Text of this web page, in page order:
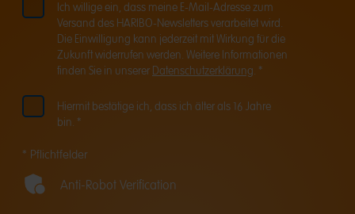
Ich willige ein, dass meine E-Mail-Adresse zum
Versand des HARIBO-Newsletters verarbeitet wird.
Die Einwilligung kann jederzeit mit Wirkung für die
Zukunft widerrufen werden. Weitere Informationen
finden Sie in unserer Datenschutzerklärung. *
Hiermit bestätige ich, dass ich älter als 16 Jahre
bin. *
* Pflichtfelder
Anti-Robot Verification